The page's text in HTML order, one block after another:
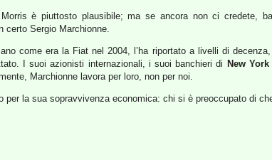
è piuttosto plausibile; ma se ancora non ci credete,
certo Sergio Marchionne.
come era la Fiat nel 2004, l’ha riportato a livelli di
I suoi azionisti internazionali, i suoi banchieri di New York
Marchionne lavora per loro, non per noi.
la sua sopravvivenza economica: chi si è preoccupato di